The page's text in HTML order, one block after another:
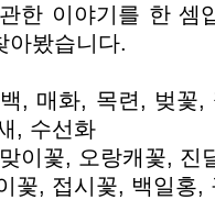
한 이야기를 한 셈
아봤습니다.
, 매화, 목련, 벚꽃
, 수선화
이꽃, 오랑캐꽃, 진
꽃, 접시꽃, 백일홍,